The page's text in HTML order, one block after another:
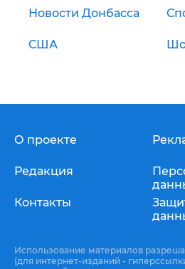
Новости Донбасса
США
О проекте
Редакция
Контакты
Использование материалов
(для интернет-изданий -